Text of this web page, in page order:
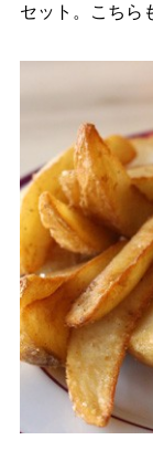
セット。こちら